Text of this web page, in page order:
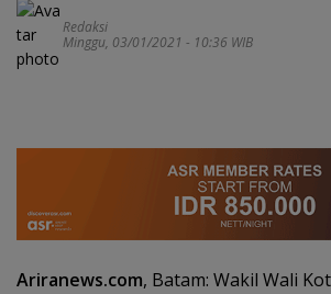
Redaksi
Minggu, 03/01/2021 - 10:36 WIB
Ariranews.com, Batam: Wakil Wali